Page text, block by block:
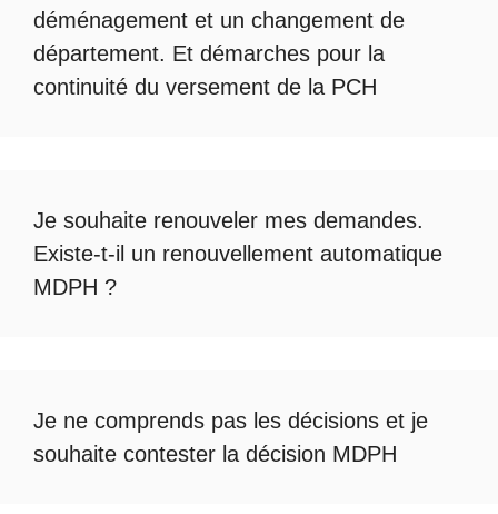
déménagement et un changement de
département. Et démarches pour la
continuité du versement de la PCH
Je souhaite renouveler mes demandes.
Existe-t-il un renouvellement automatique
MDPH ?
Je ne comprends pas les décisions et je
souhaite contester la décision MDPH